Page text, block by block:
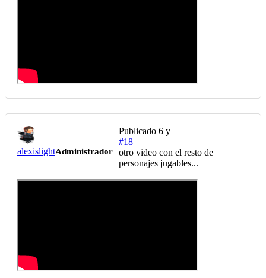
alexislightAdministrador
Publicado 6 y
#18
otro video con el resto de
personajes jugables...